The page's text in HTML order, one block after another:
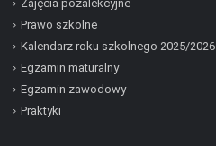
Zajęcia pozalekcyjne
Prawo szkolne
Kalendarz roku szkolnego 2025/2026
Egzamin maturalny
Egzamin zawodowy
Praktyki